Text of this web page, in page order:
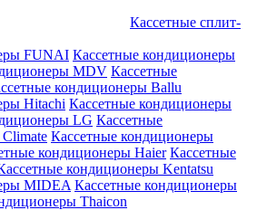
Кассетные сплит-
FUNAI Кассетные кондиционеры
MDV Кассетные
кондиционеры Ballu
Hitachi Кассетные кондиционеры
LG Кассетные
Кассетные кондиционеры
кондиционеры Haier Кассетные
кондиционеры Kentatsu
MIDEA Кассетные кондиционеры
Thaicon